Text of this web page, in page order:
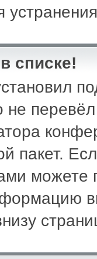
списке!
не
пакет.
можете